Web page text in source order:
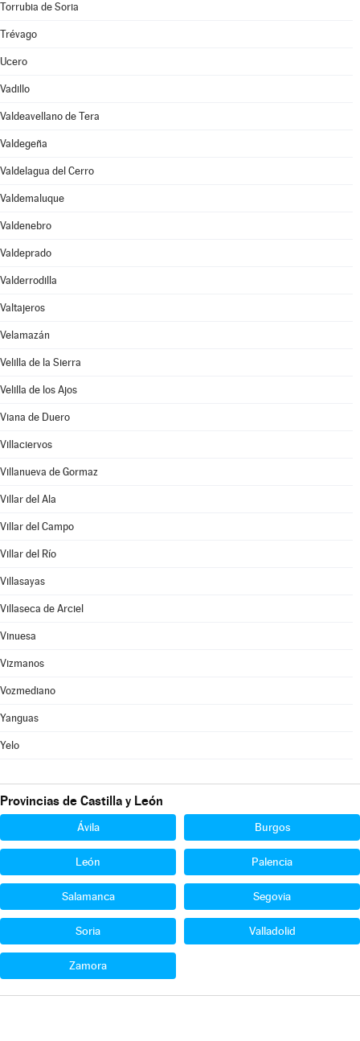
Torrubia de Soria
Trévago
Ucero
Vadillo
Valdeavellano de Tera
Valdegeña
Valdelagua del Cerro
Valdemaluque
Valdenebro
Valdeprado
Valderrodilla
Valtajeros
Velamazán
Velilla de la Sierra
Velilla de los Ajos
Viana de Duero
Villaciervos
Villanueva de Gormaz
Villar del Ala
Villar del Campo
Villar del Río
Villasayas
Villaseca de Arciel
Vinuesa
Vizmanos
Vozmediano
Yanguas
Yelo
Provincias de Castilla y León
Ávila Burgos
León Palencia
Salamanca Segovia
Soria Valladolid
Zamora